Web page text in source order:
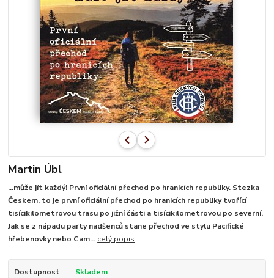
Martin Úbl
...může jít každý! První oficiální přechod po hranicích republiky. Stezka
Českem, to je první oficiální přechod po hranicích republiky tvořící
tisícikilometrovou trasu po jižní části a tisícikilometrovou po severní.
Jak se z nápadu party nadšenců stane přechod ve stylu Pacifické
hřebenovky nebo Cam... celý popis
Dostupnost Skladem